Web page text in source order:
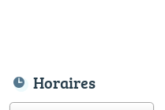
Horaires